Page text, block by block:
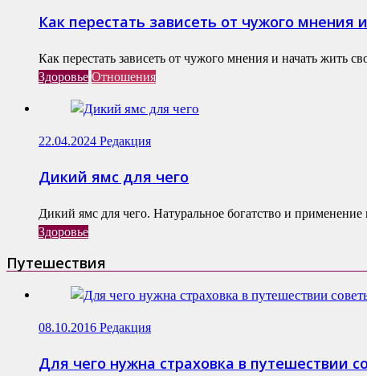
Как перестать зависеть от чужого
Как перестать зависеть от чужого мнения и начать жить
Здоровье Отношения
22.04.2024 Редакция
Дикий ямс для чего
Дикий ямс для чего. Натуральное богатство и
Здоровье
Путешествия
08.10.2016 Редакция
Для чего нужна страховка в путешествии